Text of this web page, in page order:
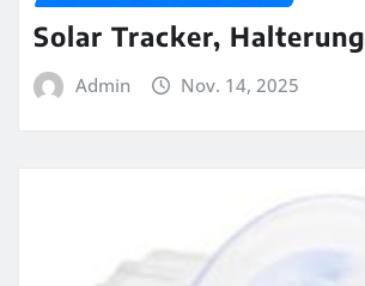
Solar Tracker, Halterung
Admin Nov. 14, 2025